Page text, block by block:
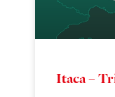
Itaca –